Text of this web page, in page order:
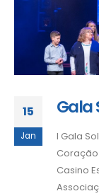
15
Jan
Gala
I Gala
Casino